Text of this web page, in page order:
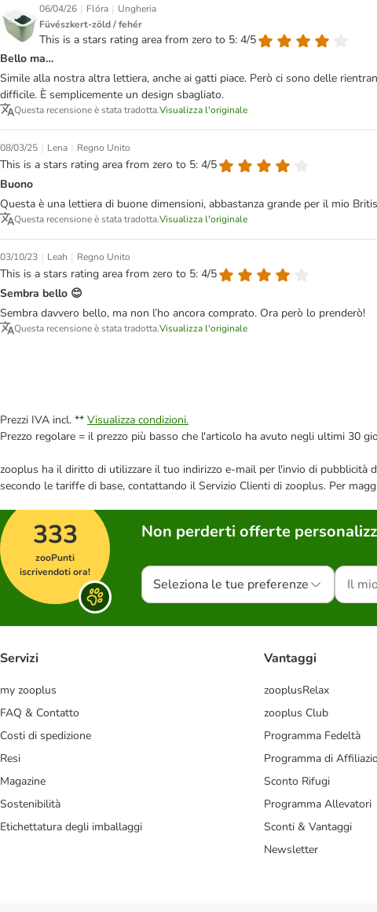
06/04/26 | Flóra | Ungheria
Füvészkert-zöld / fehér
This is a stars rating area from zero to 5: 4/5
Bello ma…
Simile alla nostra altra lettiera, anche ai gatti piace. Però ci sono delle
difficile. È semplicemente un design sbagliato.
Questa recensione è stata tradotta.Visualizza l'originale
08/03/25 | Lena | Regno Unito
This is a stars rating area from zero to 5: 4/5
Buono
Questa è una lettiera di buone dimensioni, abbastanza grande per il mio
Questa recensione è stata tradotta.Visualizza l'originale
03/10/23 | Leah | Regno Unito
This is a stars rating area from zero to 5: 4/5
Sembra bello 😊
Sembra davvero bello, ma non l’ho ancora comprato. Ora però lo prenderò!
Questa recensione è stata tradotta.Visualizza l'originale
Prezzi IVA incl. ** Visualizza condizioni.
Prezzo regolare = il prezzo più basso che l'articolo ha avuto negli ultimi 30
zooplus ha il diritto di utilizzare il tuo indirizzo e-mail per l'invio di
secondo le tariffe di base, contattando il Servizio Clienti di zooplus. Per
333
zooPunti
iscrivendoti ora!
Non perderti offerte
Seleziona le tue preferenze
Servizi
my zooplus
FAQ & Contatto
Costi di spedizione
Resi
Magazine
Sostenibilità
Etichettatura degli imballaggi
Vantaggi
zooplusRelax
zooplus Club
Programma Fedeltà
Programma di
Sconto Rifugi
Programma Allevatori
Sconti & Vantaggi
Newsletter